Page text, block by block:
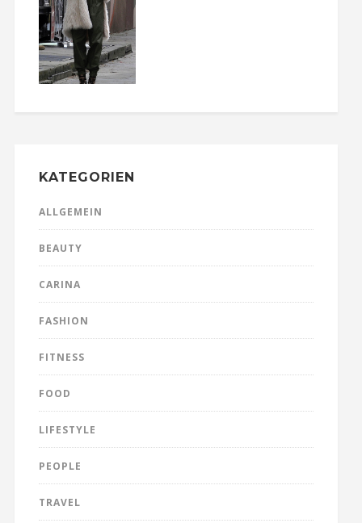
KATEGORIEN
ALLGEMEIN
BEAUTY
CARINA
FASHION
FITNESS
FOOD
LIFESTYLE
PEOPLE
TRAVEL